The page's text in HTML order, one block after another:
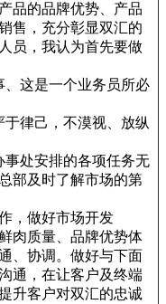
品的品牌优势、产品
售，充分彰显双汇的
员，我认为首先要做
这是一个业务员所必
律己，不漠视、放纵
处安排的各项任务无
部及时了解市场的第
，做好市场开发
肉质量、品牌优势体
、协调。做好与下面
通，在让客户及终端
升客户对双汇的忠诚